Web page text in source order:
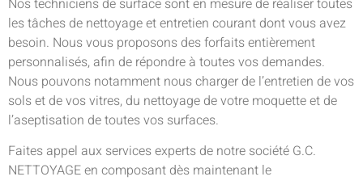
Nos techniciens de surface sont en mesure de réaliser toutes
les tâches de nettoyage et entretien courant dont vous avez
besoin. Nous vous proposons des forfaits entièrement
personnalisés, afin de répondre à toutes vos demandes.
Nous pouvons notamment nous charger de l’entretien de vos
sols et de vos vitres, du nettoyage de votre moquette et de
l’aseptisation de toutes vos surfaces.
Faites appel aux services experts de notre société G.C.
NETTOYAGE en composant dès maintenant le